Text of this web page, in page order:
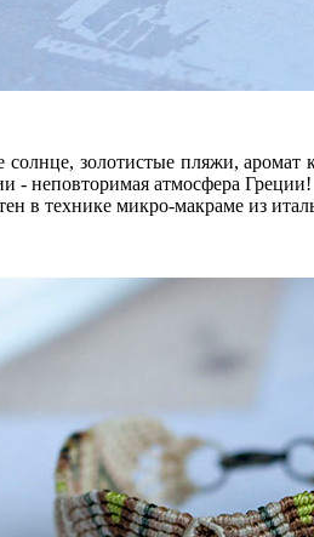
солнце, золотистые пляжи,
- неповторимая атмосфера Греции!
в технике микро-макраме из